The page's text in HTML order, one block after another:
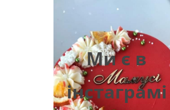
Ми є в
інстаграмі